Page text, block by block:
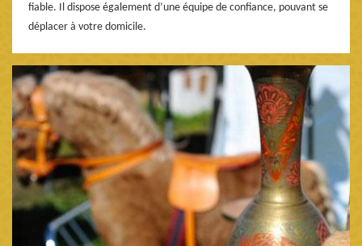
fiable. Il dispose également d’une équipe de confiance, pouvant se
déplacer à votre domicile.